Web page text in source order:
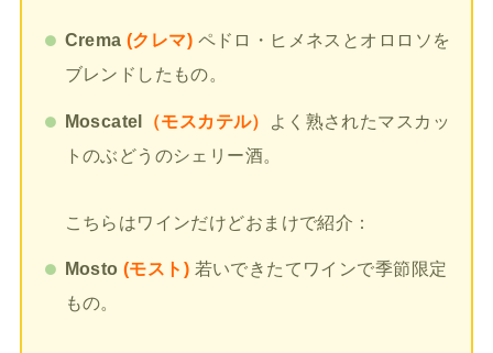
Crema (クレマ) ペドロ・ヒメネスとオロロソを
ブレンドしたもの。
Moscatel （モスカテル）
よく熟されたマスカッ
トのぶどうのシェリー酒。
こちらはワインだけどおまけで紹介：
Mosto (モスト) 若いできたてワインで季節限定
もの。